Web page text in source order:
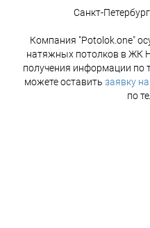
Санкт-
Компания "Potolok.one"
натяжных потолков в ЖК
получения информации по
можете оставить заявку
по